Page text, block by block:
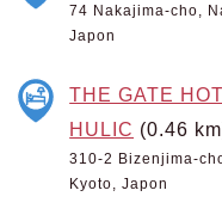
74 Nakajima-cho,
Japon
THE GATE
HULIC (0.46
310-2 Bizenjima-
Kyoto, Japon